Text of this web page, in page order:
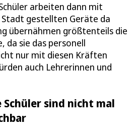
arbeiten dann mit
Stadt gestellten Geräte da
übernähmen größtenteils die
da sie das personell
nur mit diesen Kräften
auch Lehrerinnen und
sind nicht mal